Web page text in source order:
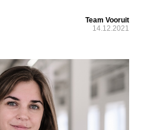
Team Vooruit
14.12.2021